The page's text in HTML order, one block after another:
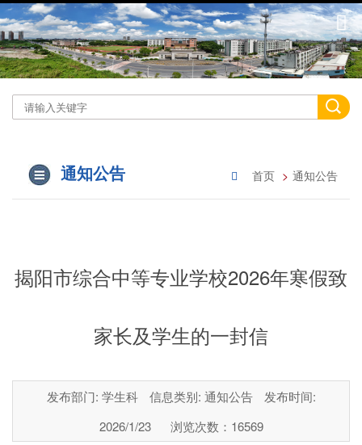
通知公告 首页 通知公告
揭阳市综合中等专业学校2026年寒假致
家长及学生的一封信
发布部门: 学生科 信息类别: 通知公告
发布时间:
2026/1/23
浏览次数： 16569